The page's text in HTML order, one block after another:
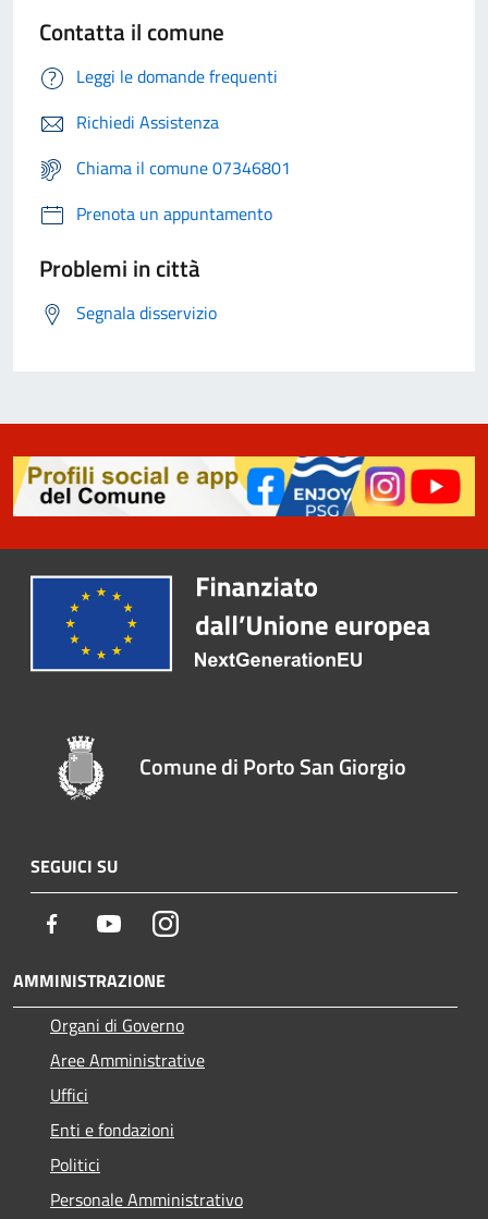
Contatta il comune
Leggi le domande frequenti
Richiedi Assistenza
Chiama il comune 07346801
Prenota un appuntamento
Problemi in città
Segnala disservizio
Comune di Porto San Giorgio
SEGUICI SU
Facebook YoutubeInstagram
AMMINISTRAZIONE
Organi di Governo
Aree Amministrative
Uffici
Enti e fondazioni
Politici
Personale Amministrativo